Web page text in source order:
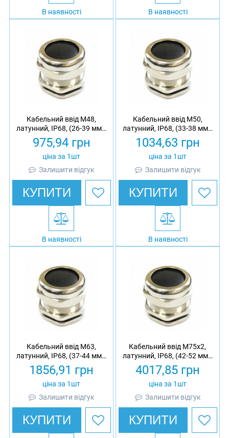
В наявності В наявності
Кабельний ввід М48,
латунний, IP68, (26-39 мм),
з гайкою
975,94грн
ціна за 1шт
Залишити відгук
КУПИТИ
В наявності
Кабельний ввід М50,
латунний, IP68, (33-38 мм),
з гайкою
1034,63 грн
ціна за 1шт
Залишити відгук
КУПИТИ
В наявності
Кабельний ввід М63,
латунний, IP68, (37-44 мм),
з гайкою
1856,91 грн
ціна за 1шт
Залишити відгук
КУПИТИ
Кабельний ввід М75х2,
латунний, IP68, (42-52 мм),
з гайкою
4017,85 грн
ціна за 1шт
Залишити відгук
КУПИТИ